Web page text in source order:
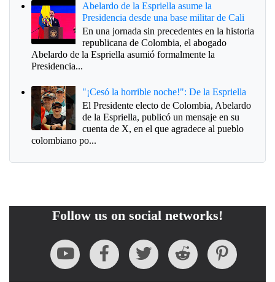
Abelardo de la Espriella asume la
Presidencia desde una base militar de Cali
En una jornada sin precedentes en la historia
republicana de Colombia, el abogado
Abelardo de la Espriella asumió formalmente la
Presidencia...
"¡Cesó la horrible noche!": De la Espriella
El Presidente electo de Colombia, Abelardo
de la Espriella, publicó un mensaje en su
cuenta de X, en el que agradece al pueblo
colombiano po...
Follow us on social networks!